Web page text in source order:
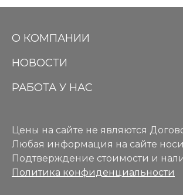
О КОМПАНИИ
НОВОСТИ
РАБОТА У НАС
Цены на сайте не являются
Любая информация на сайте
Подтверждение стоимости и
Политика конфиденциальности